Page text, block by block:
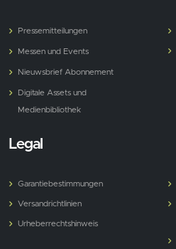
Pressemitteilungen
Messen und Events
Nieuwsbrief Abonnement
Digitale Assets und
Medienbibliothek
Legal
Garantiebestimmungen
Versandrichtlinien
Urheberrechtshinweis